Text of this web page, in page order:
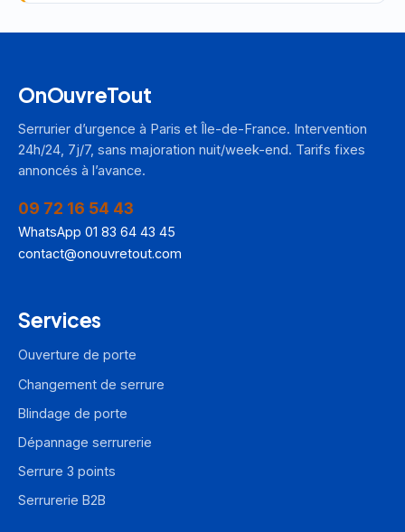
OnOuvreTout
Serrurier d’urgence à Paris et Île-de-France. Intervention
24h/24, 7j/7, sans majoration nuit/week-end. Tarifs fixes
annoncés à l’avance.
09 72 16 54 43
WhatsApp 01 83 64 43 45
contact@onouvretout.com
Services
Ouverture de porte
Changement de serrure
Blindage de porte
Dépannage serrurerie
Serrure 3 points
Serrurerie B2B